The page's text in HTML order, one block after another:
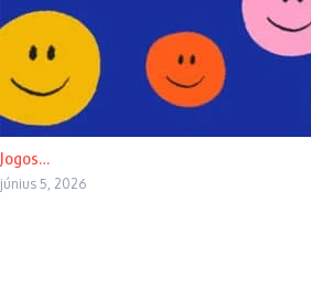
Jogos…
június 5, 2026